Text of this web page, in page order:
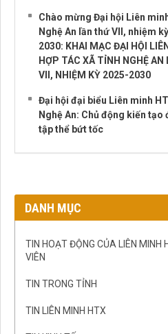
Chào mừng Đại hội Liên
Nghệ An lần thứ VII, nhiệm
2030: KHAI MẠC ĐẠI HỘI
HỢP TÁC XÃ TỈNH NGHỆ AN
VII, NHIỆM KỲ 2025-2030
Đại hội đại biểu Liên minh
Nghệ An: Chủ động kiến tạo
tập thể bứt tốc
DANH MỤC
TIN HOẠT ĐỘNG CỦA LIÊN MINH
VIÊN
TIN TRONG TỈNH
TIN LIÊN MINH HTX